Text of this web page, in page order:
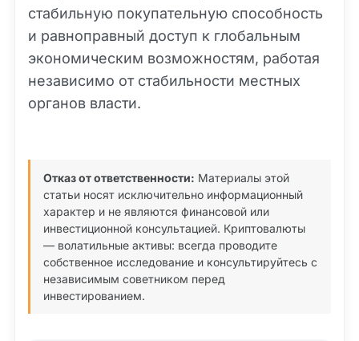
стабильную покупательную способность
и равноправный доступ к глобальным
экономическим возможностям, работая
независимо от стабильности местных
органов власти.
Отказ от ответственности: Материалы этой
статьи носят исключительно информационный
характер и не являются финансовой или
инвестиционной консультацией. Криптовалюты
— волатильные активы: всегда проводите
собственное исследование и консультируйтесь с
независимым советником перед
инвестированием.